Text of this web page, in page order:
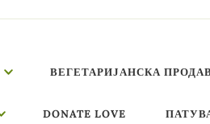
ВЕГЕТАРИЈАНСКА
DONATE LOVE